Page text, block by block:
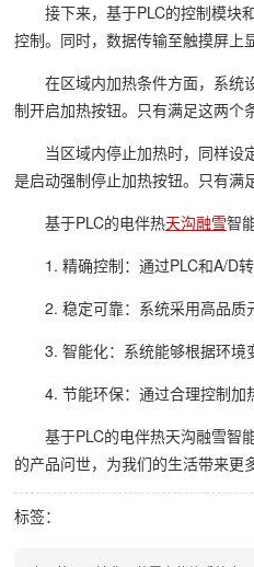
接下来，基于PLC的控制模块
控制。同时，数据传输至触摸屏上
在区域内加热条件方面，系
制开启加热按钮。只有满足这两个
当区域内停止加热时，同样
是启动强制停止加热按钮。只有满
基于PLC的电伴热天沟融雪智
1. 精确控制：通过PLC和A/D
2. 稳定可靠：系统采用高品质
3. 智能化：系统能够根据环境
4. 节能环保：通过合理控制加
基于PLC的电伴热天沟融雪智
的产品问世，为我们的生活带来更
标签：